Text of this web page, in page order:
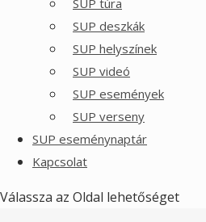
SUP túra
SUP deszkák
SUP helyszínek
SUP videó
SUP események
SUP verseny
SUP eseménynaptár
Kapcsolat
Válassza az Oldal lehetőséget